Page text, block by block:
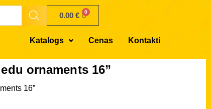
0.00€
Katalogs Cenas Kontakti
ornaments 16”
16”